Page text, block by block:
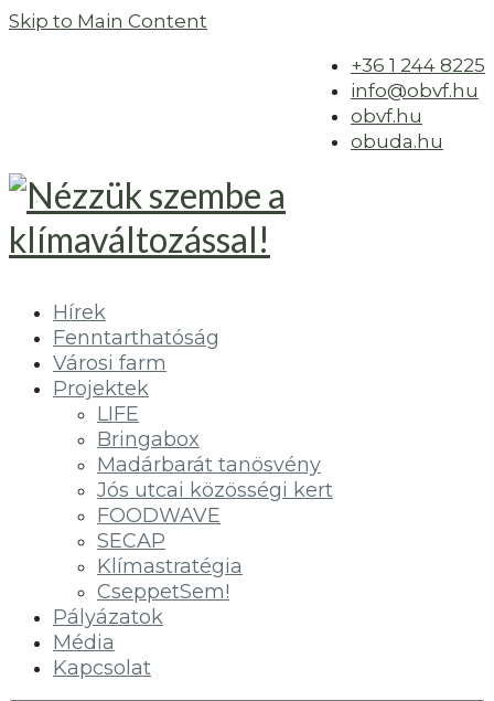
Skip to Main Content
+36 1 244 8225
info@obvf.hu
obvf.hu
obuda.hu
Hírek
Fenntarthatóság
Városi farm
Projektek
LIFE
Bringabox
Madárbarát tanösvény
Jós utcai közösségi kert
FOODWAVE
SECAP
Klímastratégia
CseppetSem!
Pályázatok
Média
Kapcsolat